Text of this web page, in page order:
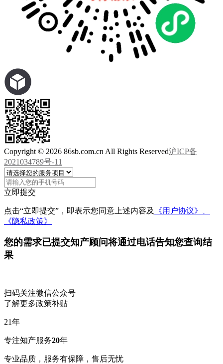
Copyright © 2026 86sb.com.cn All Rights Reserved沪ICP备
2021034789号-11
立即提交
点击“立即提交”，即表示您同意上述内容及
《用户协议》、
《隐私政策》
您的需求已提交知产顾问将通过电话告知您查询结
果
扫码关注微信公众号
了解更多政策补贴
21年
专注知产服务20年
专业品质，服务有保障，售后无忧